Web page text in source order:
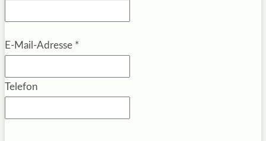
E-Mail-Adresse *
Telefon